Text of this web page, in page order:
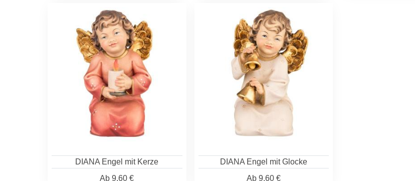
DIANA Engel mit Kerze
Ab 9,60 €
DIANA Engel mit Glocke
Ab9,60 €